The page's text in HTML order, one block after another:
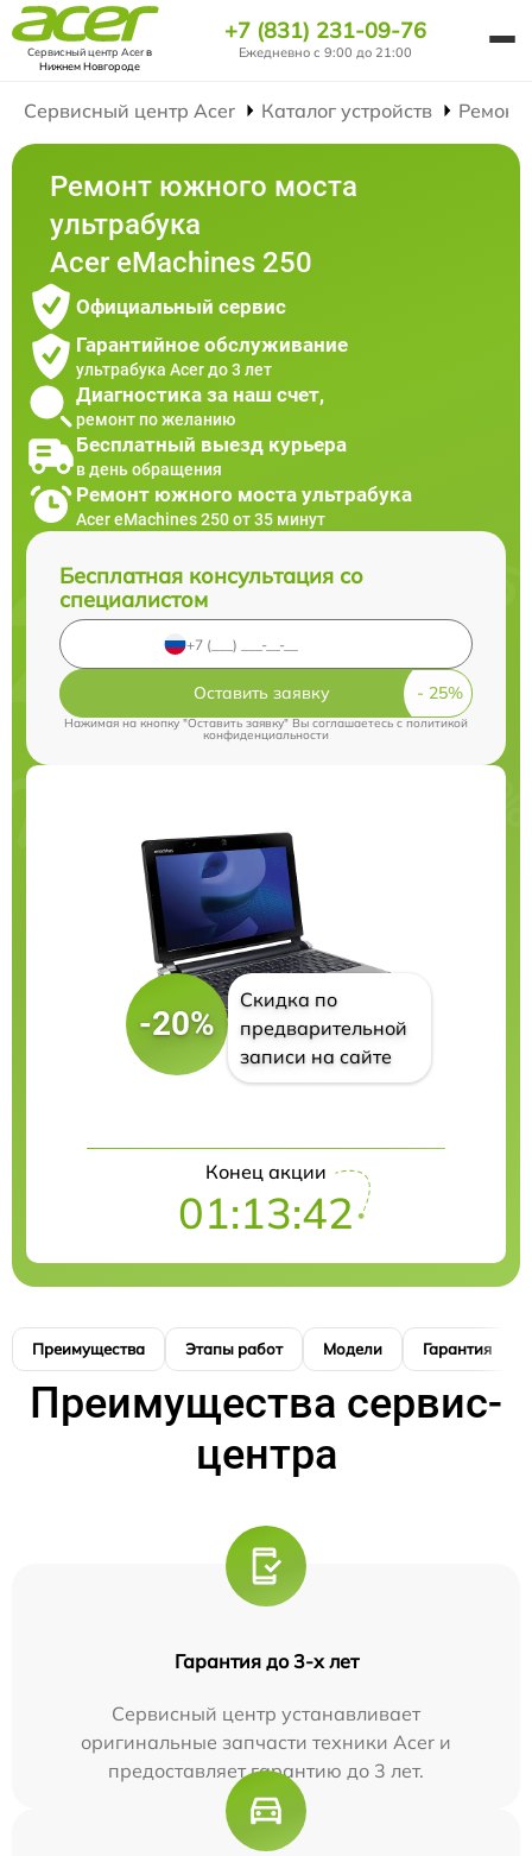
Сервисный центр Acerв
Нижнем Новгороде
+7 (831) 231-09-76
Ежедневно с 9:00 до 21:00
Сервисный центр Acer Каталог устройств Ремонт
Ремонт южного моста
ультрабука
Acer eMachines 250
Официальный сервис
Гарантийное обслуживание
ультрабука Acer до 3 лет
Диагностика за наш счет,
ремонт по желанию
Бесплатный выезд курьера
в день обращения
Ремонт южного моста ультрабука
Acer eMachines 250 от 35 минут
Бесплатная консультация со
специалистом
Оставить заявку
Нажимая на кнопку "Оставить заявку" Вы соглашаетесь cполитикой
конфиденциальности
-20%
Скидка по
предварительной
записи на сайте
Конец акции
01:13:42
Преимущества Этапы работ Модели Гарантия
Преимущества сервис-
центра
Гарантия до 3-х лет
Сервисный центр устанавливает
оригинальные запчасти техники Acer и
предоставляет гарантию до 3 лет.